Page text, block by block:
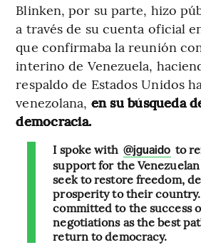
Blinken, por su parte, hizo
a través de su cuenta oficial
que confirmaba la reunión
interino de Venezuela,
respaldo de Estados Unidos
venezolana, en su búsqueda
democracia.
I spoke with @jguaido to
support for the
seek to restore freedom,
prosperity to their
committed to the success
negotiations as the best
return to democracy.